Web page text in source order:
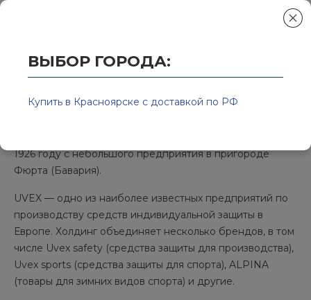
Колор-Авто - магазин лакокрасочной продукции и
UVEX
1926 году с небольшого предприятия в пригороде
Фюрта (Бавария).
UVEX — одно из наиболее известных предприятий по
производству средств индивидуальной защиты в
Европе. Холдинг объединяет несколько брендов, в том
числе Uvex safety (средства защиты для производства),
Uvex sports (средства защиты для спорта), ALPINA
(товары для зимних видов спорта) и другие.
ВЫБОР ГОРОДА:
Купить в Красноярске с доставкой по РФ